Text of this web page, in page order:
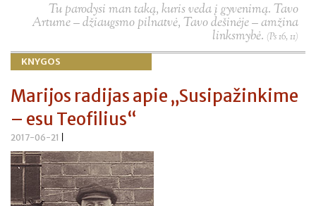
Tu parodysi man taką, kuris veda į gyvenimą. Tavo
Artume – džiaugsmo pilnatvė, Tavo dešinėje – amžina
linksmybė. (Ps 16, 11)
KNYGOS
Marijos radijas apie „Susipažinkime
– esu Teofilius“
2017-06-21